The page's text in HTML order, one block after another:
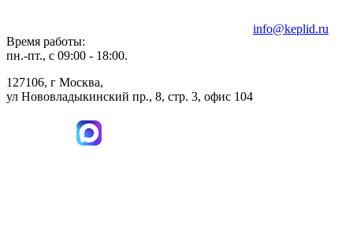
Время работы:
пн.-пт., с 09:00 - 18:00.
127106, г Москва,
ул Нововладыкинский пр., 8, стр. 3, офис 104
info@keplid.ru